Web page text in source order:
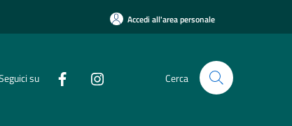
Accedi all'area personale
su Cerca